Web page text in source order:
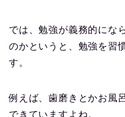
では、勉強が義務的にな
のかというと、勉強を習
す。
例えば、歯磨きとかお風
できていますよね。